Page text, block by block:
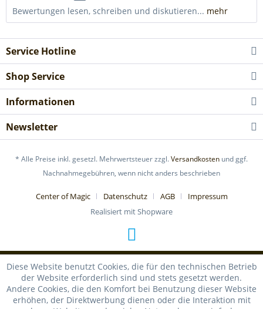
Bewertungen lesen, schreiben und diskutieren... mehr
Service Hotline
Shop Service
Informationen
Newsletter
* Alle Preise inkl. gesetzl. Mehrwertsteuer zzgl.Versandkosten und ggf.
Nachnahmegebühren, wenn nicht anders beschrieben
Center of Magic Datenschutz AGB
Impressum
Realisiert mit Shopware
Diese Website benutzt Cookies, die für den technischen Betrieb
der Website erforderlich sind und stets gesetzt werden.
Andere Cookies, die den Komfort bei Benutzung dieser Website
erhöhen, der Direktwerbung dienen oder die Interaktion mit